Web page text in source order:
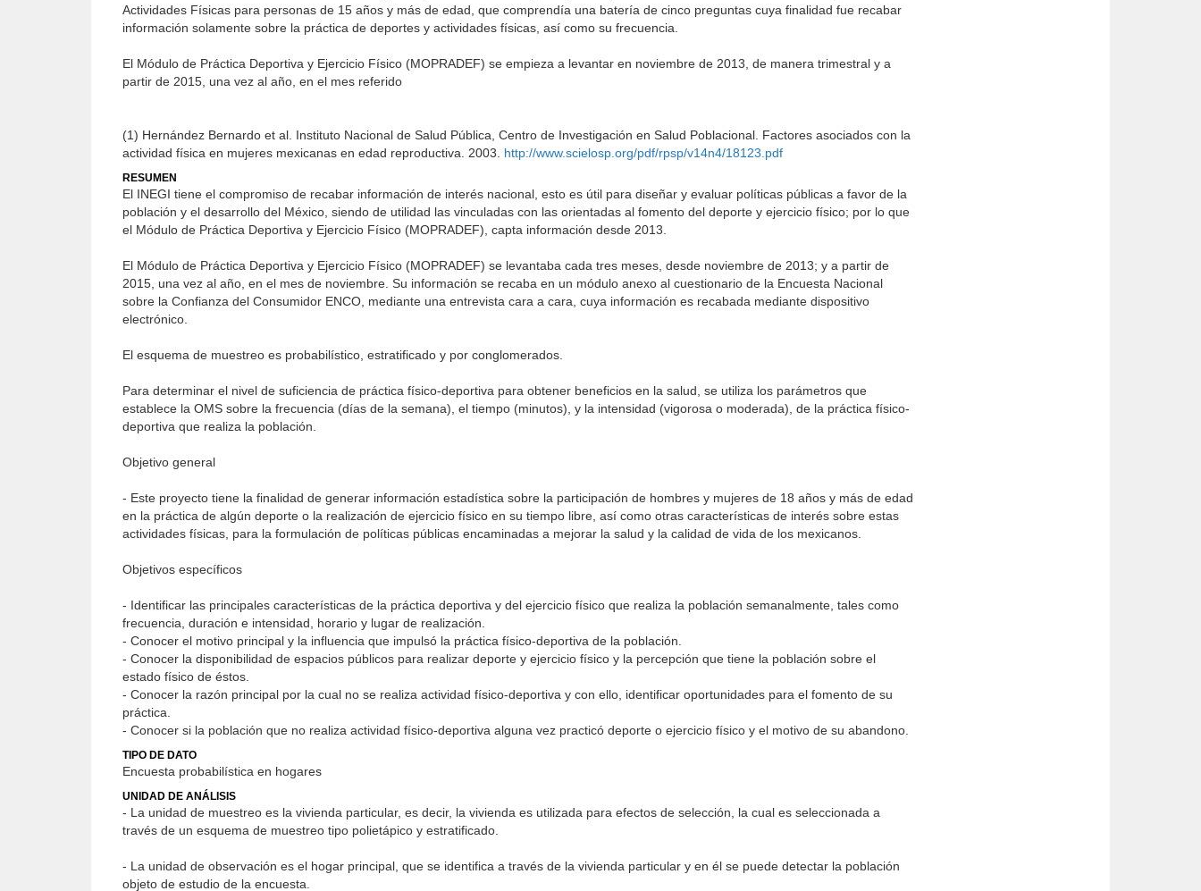
Actividades Físicas para personas de 15 años y más de edad, que comprendía una batería de cinco preguntas cuya finalidad fue recabar
información solamente sobre la práctica de deportes y actividades físicas, así como su frecuencia.
El Módulo de Práctica Deportiva y Ejercicio Físico (MOPRADEF) se empieza a levantar en noviembre de 2013, de manera trimestral y a
partir de 2015, una vez al año, en el mes referido
(1) Hernández Bernardo et al. Instituto Nacional de Salud Pública, Centro de Investigación en Salud Poblacional. Factores asociados con la
actividad física en mujeres mexicanas en edad reproductiva. 2003. http://www.scielosp.org/pdf/rpsp/v14n4/18123.pdf
RESUMEN
El INEGI tiene el compromiso de recabar información de interés nacional, esto es útil para diseñar y evaluar políticas públicas a favor de la
población y el desarrollo del México, siendo de utilidad las vinculadas con las orientadas al fomento del deporte y ejercicio físico; por lo que
el Módulo de Práctica Deportiva y Ejercicio Físico (MOPRADEF), capta información desde 2013.
El Módulo de Práctica Deportiva y Ejercicio Físico (MOPRADEF) se levantaba cada tres meses, desde noviembre de 2013; y a partir de
2015, una vez al año, en el mes de noviembre. Su información se recaba en un módulo anexo al cuestionario de la Encuesta Nacional
sobre la Confianza del Consumidor ENCO, mediante una entrevista cara a cara, cuya información es recabada mediante dispositivo
electrónico.
El esquema de muestreo es probabilístico, estratificado y por conglomerados.
Para determinar el nivel de suficiencia de práctica físico-deportiva para obtener beneficios en la salud, se utiliza los parámetros que
establece la OMS sobre la frecuencia (días de la semana), el tiempo (minutos), y la intensidad (vigorosa o moderada), de la práctica físico-
deportiva que realiza la población.
Objetivo general
- Este proyecto tiene la finalidad de generar información estadística sobre la participación de hombres y mujeres de 18 años y más de edad
en la práctica de algún deporte o la realización de ejercicio físico en su tiempo libre, así como otras características de interés sobre estas
actividades físicas, para la formulación de políticas públicas encaminadas a mejorar la salud y la calidad de vida de los mexicanos.
Objetivos específicos
- Identificar las principales características de la práctica deportiva y del ejercicio físico que realiza la población semanalmente, tales como
frecuencia, duración e intensidad, horario y lugar de realización.
- Conocer el motivo principal y la influencia que impulsó la práctica físico-deportiva de la población.
- Conocer la disponibilidad de espacios públicos para realizar deporte y ejercicio físico y la percepción que tiene la población sobre el
estado físico de éstos.
- Conocer la razón principal por la cual no se realiza actividad físico-deportiva y con ello, identificar oportunidades para el fomento de su
práctica.
- Conocer si la población que no realiza actividad físico-deportiva alguna vez practicó deporte o ejercicio físico y el motivo de su abandono.
TIPO DE DATO
Encuesta probabilística en hogares
UNIDAD DE ANÁLISIS
- La unidad de muestreo es la vivienda particular, es decir, la vivienda es utilizada para efectos de selección, la cual es seleccionada a
través de un esquema de muestreo tipo polietápico y estratificado.
- La unidad de observación es el hogar principal, que se identifica a través de la vivienda particular y en él se puede detectar la población
objeto de estudio de la encuesta.